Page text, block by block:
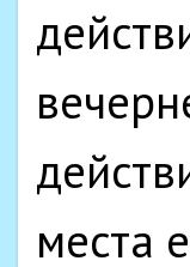
места